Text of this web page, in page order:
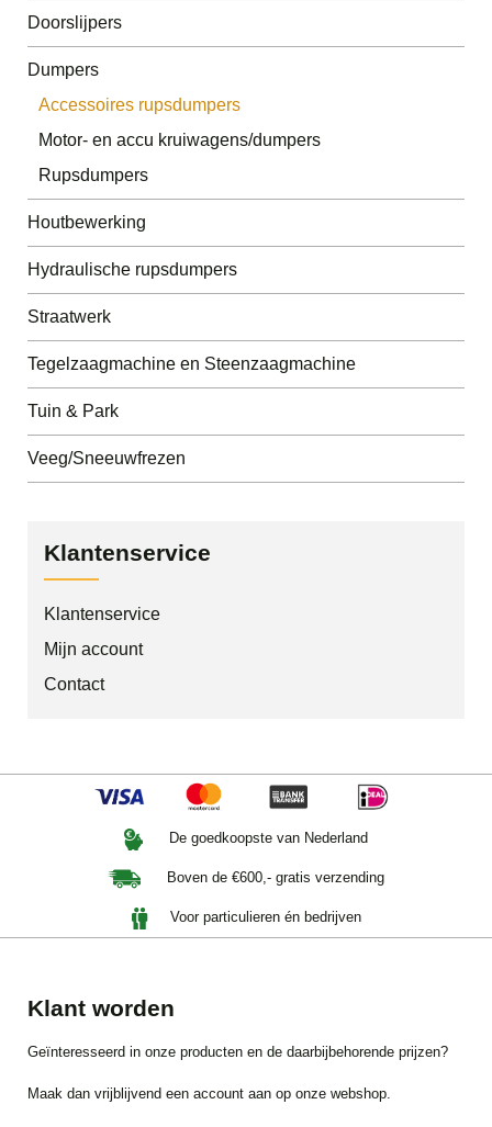
Doorslijpers
Dumpers
Accessoires rupsdumpers
Motor- en accu kruiwagens/dumpers
Rupsdumpers
Houtbewerking
Hydraulische rupsdumpers
Straatwerk
Tegelzaagmachine en Steenzaagmachine
Tuin & Park
Veeg/Sneeuwfrezen
Klantenservice
Klantenservice
Mijn account
Contact
De goedkoopste van Nederland
Boven de €600,- gratis verzending
Voor particulieren én bedrijven
Klant worden
Geïnteresseerd in onze producten en de daarbijbehorende prijzen?
Maak dan vrijblijvend een account aan op onze webshop.